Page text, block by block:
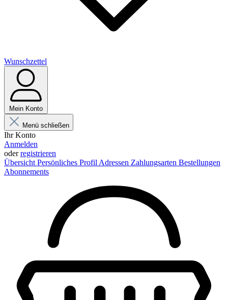
Wunschzettel
Mein Konto
Menü schließen
Ihr Konto
Anmelden
oderregistrieren
Übersicht Persönliches Profil Adressen Zahlungsarten Bestellungen
Abonnements